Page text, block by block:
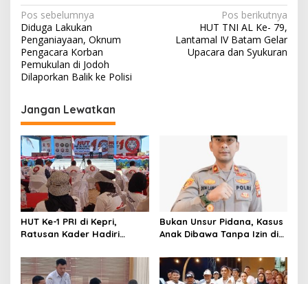
N
a
v
i
a
s
i
p
o
s
Pos sebelumnya
Diduga Lakukan
Penganiayaan, Oknum
Pengacara Korban
Pemukulan di Jodoh
Dilaporkan Balik ke Polisi
Pos berikutnya
HUT TNI AL Ke- 79,
Lantamal IV Batam Gelar
Upacara dan Syukuran
Jangan Lewatkan
HUT Ke-1 PRI di Kepri,
Ratusan Kader Hadiri
Bansos
Bukan Unsur Pidana, Kasus
Anak Dibawa Tanpa Izin di